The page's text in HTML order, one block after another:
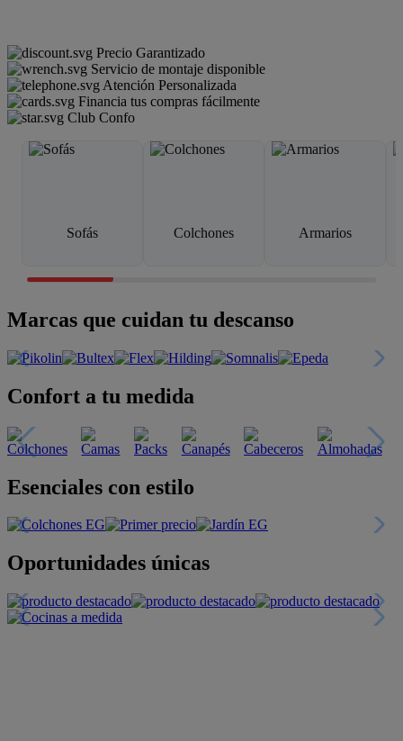
Precio Garantizado
Servicio de montaje disponible
Atención Personalizada
Financia tus compras fácilmente
Club Confo
Sofás Colchones Armarios
Marcas que cuidan tu descanso
Confort a tu medida
Esenciales con estilo
Oportunidades únicas